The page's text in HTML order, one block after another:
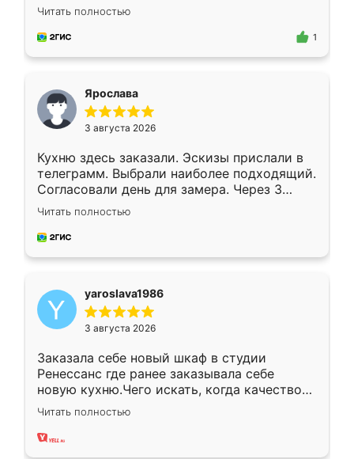
короткие сроки изготовления. Приехавший
для замера сотрудник Владислав
предложил по моему эскизу самый
Читать полностью
1
Ярослава
3 августа 2026
Кухню здесь заказали. Эскизы прислали в
телеграмм. Выбрали наиболее подходящий.
Согласовали день для замера. Через 3
недели кухня была уже готова. Остались
довольны работой. Спасибо Ренессанс
мебель за качественную работу!
Читать полностью
yaroslava1986
3 августа 2026
Заказала себе новый шкаф в студии
Ренессанс где ранее заказывала себе
новую кухню.Чего искать, когда качеством
вполне довольна. Служит кухня уже почти
два года, нареканий нет.
Читать полностью